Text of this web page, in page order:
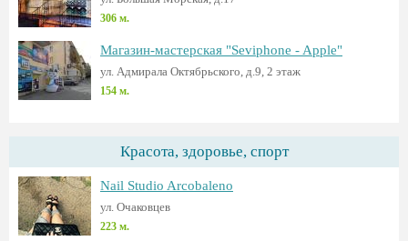
306 м.
Магазин-мастерская "Seviphone - Apple"
ул. Адмирала Октябрьского, д.9, 2 этаж
154 м.
Красота, здоровье, спорт
Nail Studio Arcobaleno
ул. Очаковцев
223 м.